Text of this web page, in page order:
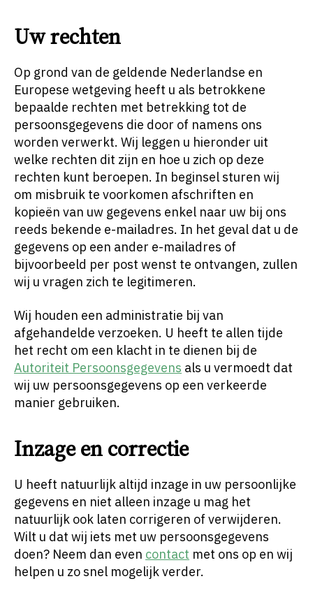
Uw rechten
Op grond van de geldende Nederlandse en
Europese wetgeving heeft u als betrokkene
bepaalde rechten met betrekking tot de
persoonsgegevens die door of namens ons
worden verwerkt. Wij leggen u hieronder uit
welke rechten dit zijn en hoe u zich op deze
rechten kunt beroepen. In beginsel sturen wij
om misbruik te voorkomen afschriften en
kopieën van uw gegevens enkel naar uw bij ons
reeds bekende e-mailadres. In het geval dat u de
gegevens op een ander e-mailadres of
bijvoorbeeld per post wenst te ontvangen, zullen
wij u vragen zich te legitimeren.
Wij houden een administratie bij van
afgehandelde verzoeken. U heeft te allen tijde
het recht om een klacht in te dienen bij de
Autoriteit Persoonsgegevens als u vermoedt dat
wij uw persoonsgegevens op een verkeerde
manier gebruiken.
Inzage en correctie
U heeft natuurlijk altijd inzage in uw persoonlijke
gegevens en niet alleen inzage u mag het
natuurlijk ook laten corrigeren of verwijderen.
Wilt u dat wij iets met uw persoonsgegevens
doen? Neem dan even contact met ons op en wij
helpen u zo snel mogelijk verder.